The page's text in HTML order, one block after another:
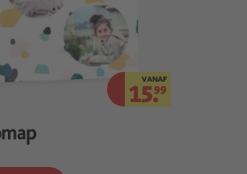
VANAF
15.99